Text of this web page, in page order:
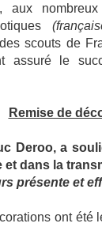
aux nombreux
scouts de
assuré le
Remise de
Deroo, a
et dans la
présente et
ont été